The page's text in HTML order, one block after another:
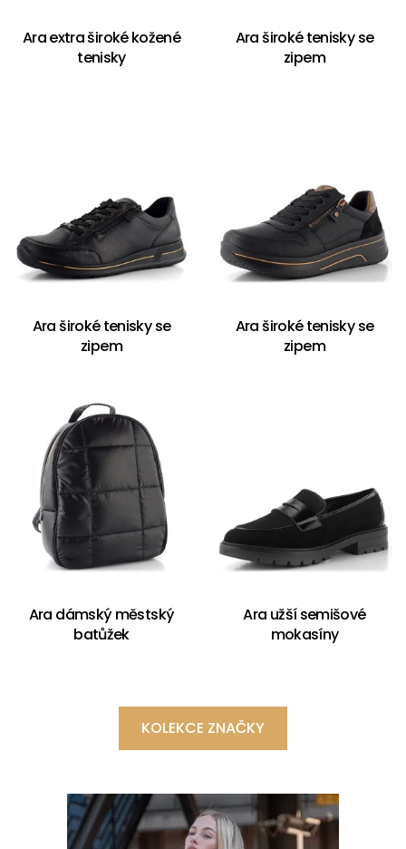
Ara extra široké kožené
tenisky
Ara široké tenisky se
zipem
Ara široké tenisky se
zipem
Ara široké tenisky se
zipem
Ara dámský městský
batůžek
Ara užší semišové
mokasíny
KOLEKCE ZNAČKY